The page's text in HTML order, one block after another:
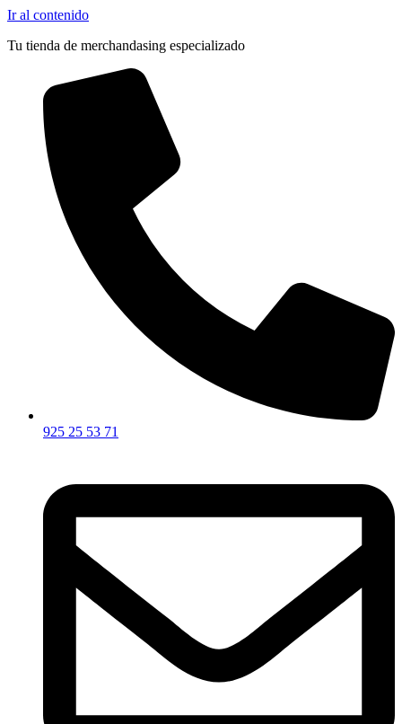
Ir al contenido
Tu tienda de merchandasing especializado
925 25 53 71